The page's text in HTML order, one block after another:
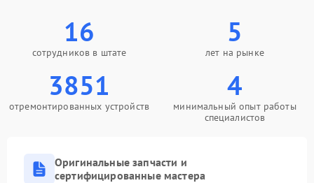
16
сотрудников в штате
5
лет на рынке
3851
отремонтированных устройств
4
минимальный опыт работы
специалистов
Оригинальные запчасти и
сертифицированные мастера